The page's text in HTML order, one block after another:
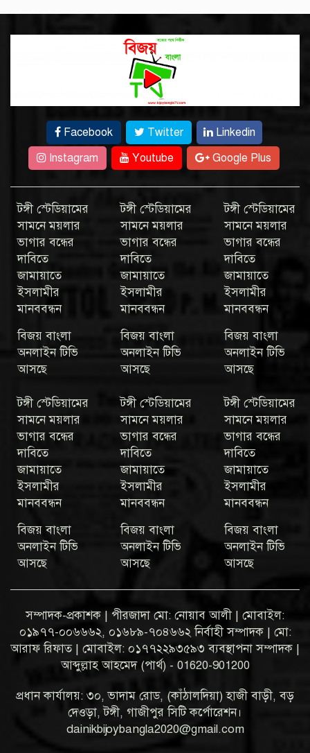
Facebook Twitter
Linkedin
Instagram
Youtube Google Plus
টঙ্গী স্টেডিয়ামের
সামনে ময়লার
ভাগার বন্ধের
দাবিতে
জামায়াতে
ইসলামীর
মানববন্ধন
বিজয় বাংলা
অনলাইন টিভি
আসছে
টঙ্গী স্টেডিয়ামের
সামনে ময়লার
ভাগার বন্ধের
দাবিতে
জামায়াতে
ইসলামীর
মানববন্ধন
বিজয় বাংলা
অনলাইন টিভি
আসছে
টঙ্গী স্টেডিয়ামের
সামনে ময়লার
ভাগার বন্ধের
দাবিতে
জামায়াতে
ইসলামীর
মানববন্ধন
বিজয় বাংলা
অনলাইন টিভি
আসছে
টঙ্গী স্টেডিয়ামের
সামনে ময়লার
ভাগার বন্ধের
দাবিতে
জামায়াতে
ইসলামীর
মানববন্ধন
বিজয় বাংলা
অনলাইন টিভি
আসছে
টঙ্গী স্টেডিয়ামের
সামনে ময়লার
ভাগার বন্ধের
দাবিতে
জামায়াতে
ইসলামীর
মানববন্ধন
বিজয় বাংলা
অনলাইন টিভি
আসছে
টঙ্গী স্টেডিয়ামের
সামনে ময়লার
ভাগার বন্ধের
দাবিতে
জামায়াতে
ইসলামীর
মানববন্ধন
বিজয় বাংলা
অনলাইন টিভি
আসছে
সম্পাদক-প্রকাশক | পীরজাদা মো: নোয়াব আলী | মোবাইল:
০১৯৭৭-০০৬৬৬২, ০১৬৮৯-৭০৪৬৬২ নির্বাহী সম্পাদক | মো:
আরাফ রিফাত | মোবাইল: ০১৭৭২২৯৩৫৯৩ ব্যবস্থাপনা সম্পাদক |
আব্দুল্লাহ আহমেদ (পার্থ) - 01620-901200
প্রধান কার্যালয়: ৩০, ভাদাম রোড, (কাঁঠালদিয়া) হাজী বাড়ী, বড়
দেওড়া, টঙ্গী, গাজীপুর সিটি কর্পোরেশন।
dainikbijoybangla2020@gmail.com